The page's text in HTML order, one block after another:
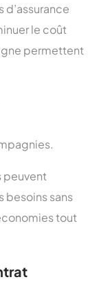
le coût
permettent
peuvent
besoins sans
tout